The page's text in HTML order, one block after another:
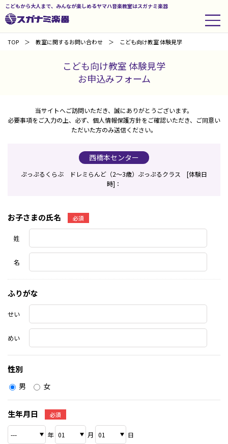
こどもから大人まで、みんなが楽しめるヤマハ音楽教室はスガナミ楽器
TOP 教室に関するお問い合わせ こども向け教室 体験見学
こども向け教室 体験見学
お申込みフォーム
当サイトへご訪問いただき、誠にありがとうございます。
必要事項をご入力の上、必ず、個人情報保護方針をご確認いただき、ご同意い
ただいた方のみ送信ください。
西橋本センター
ぷっぷるくらぶ ドレミらんど（2～3歳）ぷっぷるクラス [体験日
時]：
お子さまの氏名 必須
姓
名
ふりがな
せい
めい
性別
男 女
生年月日 必須
年 月 日